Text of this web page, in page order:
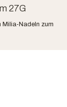
Milia-Nadeln zum